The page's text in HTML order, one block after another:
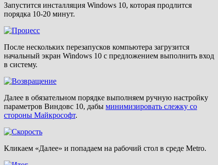
Запустится инсталляция Windows 10, которая продлится
порядка 10-20 минут.
После нескольких перезапусков компьютера загрузится
начальный экран Windows 10 с предложением выполнить вход
в систему.
Далее в обязательном порядке выполняем ручную настройку
параметров Виндовс 10, дабы минимизировать слежку со
стороны Майкрософт.
Кликаем «Далее» и попадаем на рабочий стол в среде Metro.